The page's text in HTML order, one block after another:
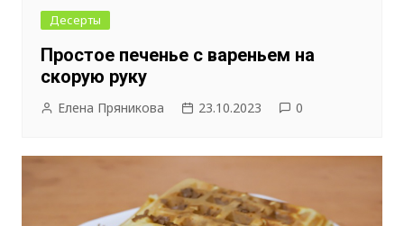
Десерты
Простое печенье с вареньем на
скорую руку
Елена Пряникова 23.10.2023 0